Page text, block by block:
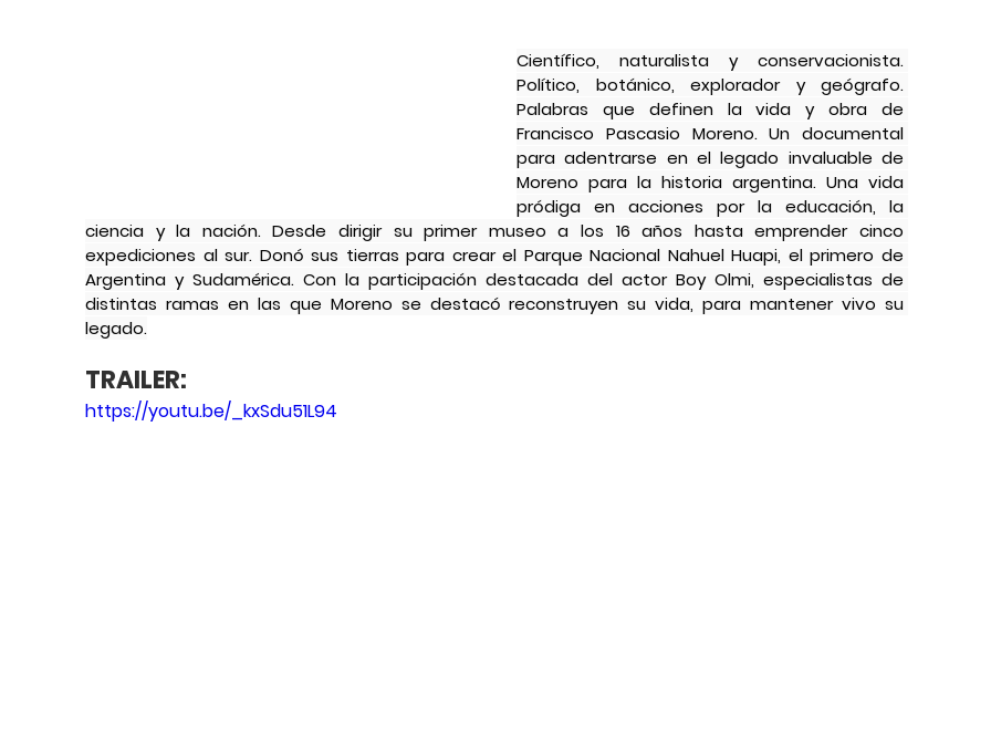
Científico, naturalista y conservacionista.
Político, botánico, explorador y geógrafo.
Palabras que definen la vida y obra de
Francisco Pascasio Moreno. Un documental
para adentrarse en el legado invaluable de
Moreno para la historia argentina. Una vida
pródiga en acciones por la educación, la
ciencia y la nación. Desde dirigir su primer museo a los 16 años hasta emprender cinco
expediciones al sur. Donó sus tierras para crear el Parque Nacional Nahuel Huapi, el primero de
Argentina y Sudamérica. Con la participación destacada del actor Boy Olmi, especialistas de
distintas ramas en las que Moreno se destacó reconstruyen su vida, para mantener vivo su
legado.
TRAILER:
https://youtu.be/_kxSdu51L94